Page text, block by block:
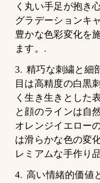
く丸い手足が抱き
グラデーションキ
豊かな色彩変化を
ます。.
3. 精巧な刺繍と細
目は高精度の白黒
く生き生きとした
と顔のラインは自
オレンジイエロー
は滑らかな色の変
レミアムな手作り
4. 高い情緒的価値